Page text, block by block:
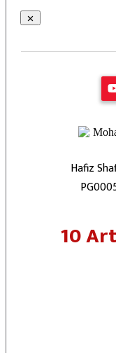
Hafiz
10